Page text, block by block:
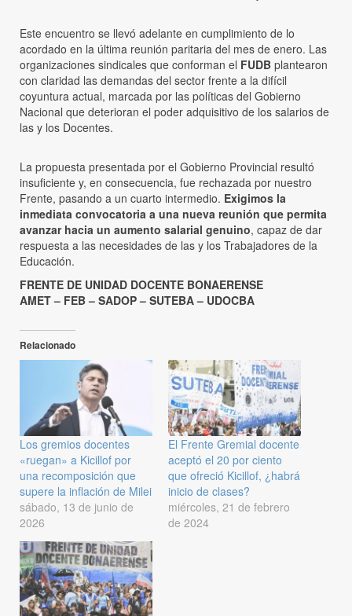
Este encuentro se llevó adelante en cumplimiento de lo
acordado en la última reunión paritaria del mes de enero. Las
organizaciones sindicales que conforman el FUDB plantearon
con claridad las demandas del sector frente a la difícil
coyuntura actual, marcada por las políticas del Gobierno
Nacional que deterioran el poder adquisitivo de los salarios de
las y los Docentes.
La propuesta presentada por el Gobierno Provincial resultó
insuficiente y, en consecuencia, fue rechazada por nuestro
Frente, pasando a un cuarto intermedio. Exigimos la
inmediata convocatoria a una nueva reunión que permita
avanzar hacia un aumento salarial genuino, capaz de dar
respuesta a las necesidades de las y los Trabajadores de la
Educación.
FRENTE DE UNIDAD DOCENTE BONAERENSE
AMET – FEB – SADOP – SUTEBA – UDOCBA
Relacionado
Los gremios docentes
«ruegan» a Kicillof por
una recomposición que
supere la inflación de Milei
sábado, 13 de junio de
2026
El Frente Gremial docente
aceptó el 20 por ciento
que ofreció Kicillof, ¿habrá
inicio de clases?
miércoles, 21 de febrero
de 2024